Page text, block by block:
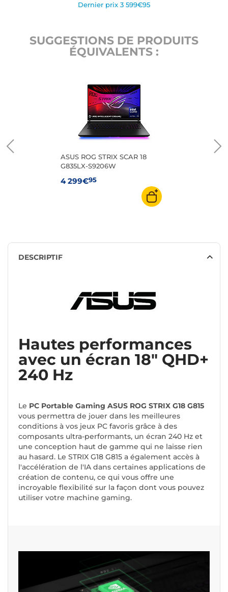
Dernier prix 3 599€95
SUGGESTIONS DE PRODUITS
ÉQUIVALENTS :
ASUS ROG STRIX SCAR 18
G835LX-S9206W
4 299€95
DESCRIPTIF
Hautes performances
avec un écran 18" QHD+
240 Hz
Le PC Portable Gaming ASUS ROG STRIX G18 G815
vous permettra de jouer dans les meilleures
conditions à vos jeux PC favoris grâce à des
composants ultra-performants, un écran 240 Hz et
une conception haut de gamme qui ne laisse rien
au hasard. Le STRIX G18 G815 a également accès à
l'accélération de l'IA dans certaines applications de
création de contenu, ce qui vous offre une
incroyable flexibilité sur la façon dont vous pouvez
utiliser votre machine gaming.